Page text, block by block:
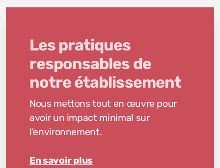
Les pratiques
responsables de
notre établissement
Nous mettons tout en œuvre pour
avoir un impact minimal sur
l'environnement.
En savoir plus